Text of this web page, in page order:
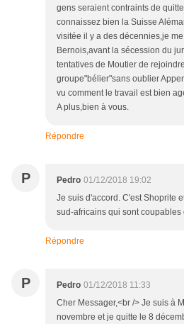
gens seraient contraints de
connaissez bien la Suisse
visitée il y a des décennies,je
Bernois,avant la sécession du
tentatives de Moutier de
groupe"bélier"sans oublier
vu comment le travail est bien
A plus,bien à vous.
Répondre
P Pedro 01/12/2018 19:02
Je suis d'accord. C'est Shoprite
sud-africains qui sont coupables
Répondre
P Pedro 01/12/2018 11:33
Cher Messager,<br /> Je suis à
novembre et je quitte le 8